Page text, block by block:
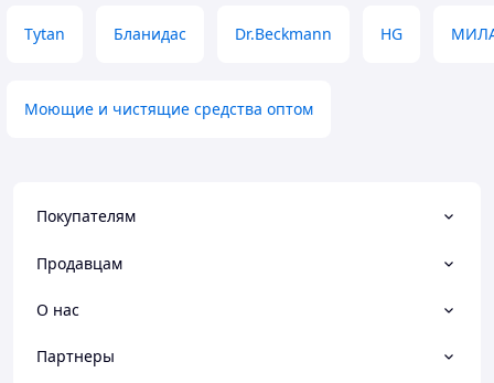
Tytan Бланидас Dr.Beckmann HG
Моющие и чистящие средства оптом
Покупателям
Продавцам
О нас
Партнеры